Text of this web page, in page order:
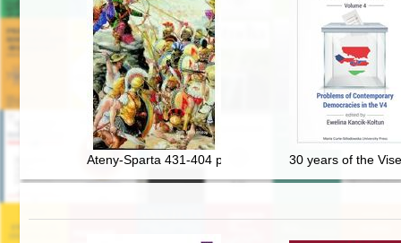
Ateny-Sparta 431-404 p.n.e 30 years of the